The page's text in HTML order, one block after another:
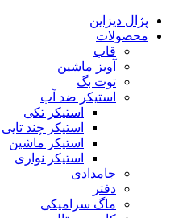
پژال دیزاین
محصولات
قاب
آویز ماشین
توت بگ
استیکر ضد آب
استیکر تکی
استیکر چند تایی
استیکر ماشین
استیکر نواری
جامدادی
دفتر
ماگ سرامیکی